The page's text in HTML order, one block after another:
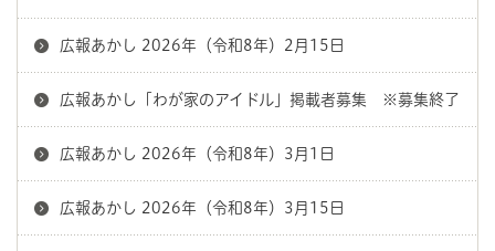
広報あかし 2026年（令和8年）2月15日
広報あかし「わが家のアイドル」掲載者募集 ※募集終了
広報あかし 2026年（令和8年）3月1日
広報あかし 2026年（令和8年）3月15日